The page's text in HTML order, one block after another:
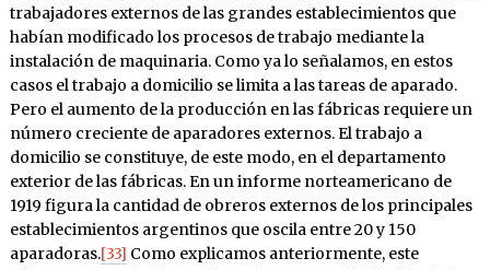
trabajadores externos de las grandes establecimientos que
habían modificado los procesos de trabajo mediante la
instalación de maquinaria. Como ya lo señalamos, en estos
casos el trabajo a domicilio se limita a las tareas de aparado.
Pero el aumento de la producción en las fábricas requiere un
número creciente de aparadores externos. El trabajo a
domicilio se constituye, de este modo, en el departamento
exterior de las fábricas. En un informe norteamericano de
1919 figura la cantidad de obreros externos de los principales
establecimientos argentinos que oscila entre 20 y 150
aparadoras.[33] Como explicamos anteriormente, este